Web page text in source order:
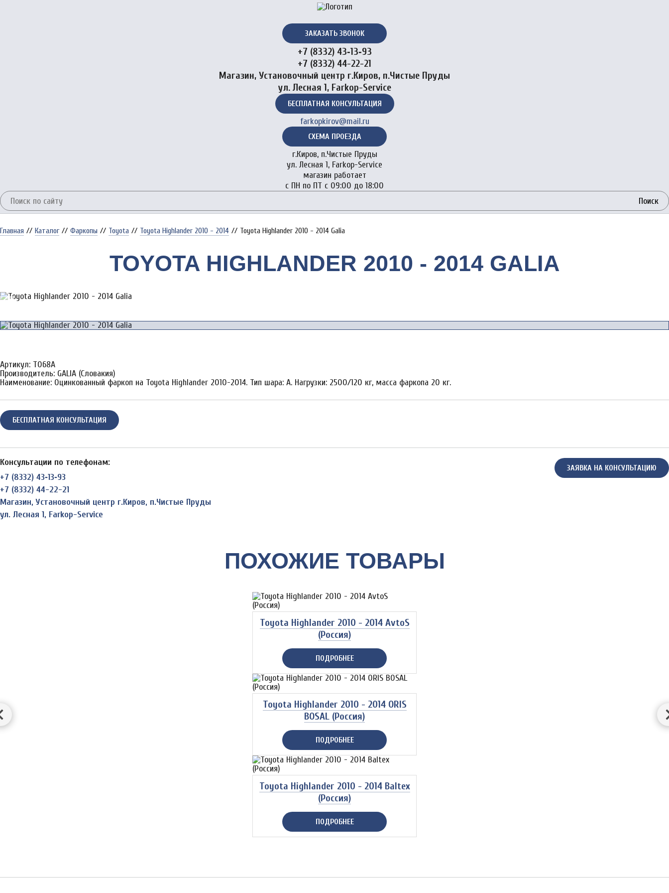
ЗАКАЗАТЬ ЗВОНОК
+7 (8332) 43‑13‑93
+7 (8332) 44-22-21
Магазин, Установочный центр г.Киров, п.Чистые Пруды
ул. Лесная 1, Farkop-Service
БЕСПЛАТНАЯ КОНСУЛЬТАЦИЯ
farkopkirov@mail.ru
СХЕМА ПРОЕЗДА
г.Киров, п.Чистые Пруды
ул. Лесная 1, Farkop-Service
магазин работает
с ПН по ПТ с 09:00 до 18:00
Поиск
Главная // Каталог // Фаркопы // Toyota // Toyota Highlander 2010 - 2014 // Toyota Highlander 2010 - 2014 Galia
TOYOTA HIGHLANDER 2010 - 2014 GALIA
Артикул: T068A
Производитель: GALIA (Словакия)
Наименование: Оцинкованный фаркоп на Toyota Highlander 2010-2014. Тип шара: A. Нагрузки: 2500/120 кг, масса фаркопа 20 кг.
БЕСПЛАТНАЯ КОНСУЛЬТАЦИЯ
Консультации по телефонам:
+7 (8332) 43‑13‑93
+7 (8332) 44-22-21
Магазин, Установочный центр г.Киров, п.Чистые Пруды
ул. Лесная 1, Farkop-Service
ЗАЯВКА НА КОНСУЛЬТАЦИЮ
ПОХОЖИЕ ТОВАРЫ
Toyota Highlander 2010 - 2014 AvtoS
(Россия)
ПОДРОБНЕЕ
Toyota Highlander 2010 - 2014 ORIS
BOSAL (Россия)
ПОДРОБНЕЕ
Toyota Highlander 2010 - 2014 Baltex
(Россия)
ПОДРОБНЕЕ